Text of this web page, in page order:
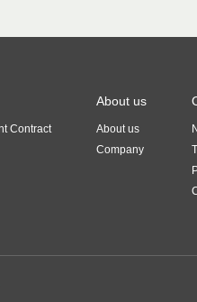
Contract
About us
About us
Company